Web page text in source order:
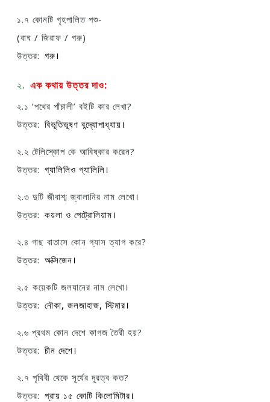
১.৭ কোনটি গৃহপালিত পশু-
(বাঘ / জিরাফ / গরু)
উত্তর: গরু।
২. এক কথায় উত্তর দাও:
২.১ ‘পথের পাঁচালী’ বইটি কার লেখা?
উত্তর: বিভূতিভূষণ বন্দ্যোপাধ্যায়।
২.২ টেলিস্কোপ কে আবিষ্কার করেন?
উত্তর: গ্যালিলিও গ্যালিলি।
২.৩ দুটি জীবাশ্ম জ্বালানির নাম লেখো।
উত্তর: কয়লা ও পেট্রোলিয়াম।
২.৪ গাছ বাতাসে কোন গ্যাস ত্যাগ করে?
উত্তর: অক্সিজেন।
২.৫ কয়েকটি জলযানের নাম লেখো।
উত্তর: নৌকা, জলজাহাজ, স্টিমার।
২.৬ প্রথম কোন দেশে কাগজ তৈরী হয়?
উত্তর: চীন দেশে।
২.৭ পৃথিবী থেকে সূর্যের দূরত্ব কত?
উত্তর: প্রায় ১৫ কোটি কিলোমিটার।